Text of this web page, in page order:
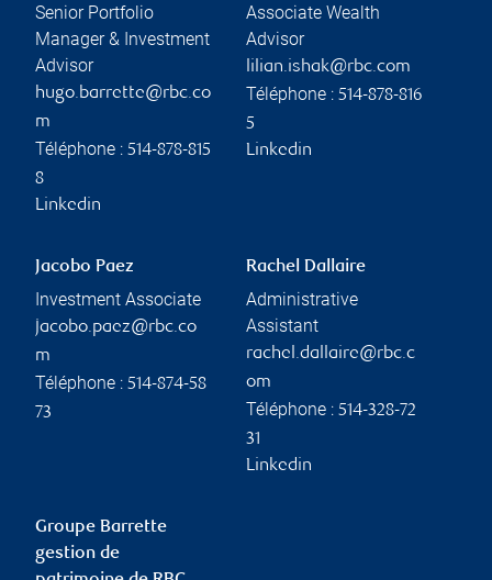
Senior Portfolio
Manager & Investment
Advisor
hugo.barrette@rbc.co
m
Téléphone : 514-878-815
8
Linkedin
Associate Wealth
Advisor
lilian.ishak@rbc.com
Téléphone : 514-878-816
5
Linkedin
Jacobo Paez
Investment Associate
jacobo.paez@rbc.co
m
Téléphone : 514-874-58
73
Rachel Dallaire
Administrative
Assistant
rachel.dallaire@rbc.c
om
Téléphone : 514-328-72
31
Linkedin
Groupe Barrette
gestion de